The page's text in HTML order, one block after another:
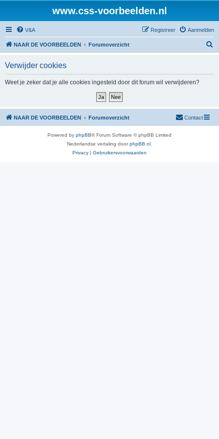
www.css-voorbeelden.nl
V&A Aanmelden
Registreer
NAAR DE VOORBEELDEN Forumoverzicht
Verwijder cookies
Weet je zeker dat je alle cookies ingesteld door dit forum wil verwijderen?
NAAR DE VOORBEELDEN Forumoverzicht Contact
Powered by phpBB® Forum Software © phpBB Limited
Nederlandse vertaling doorphpBB.nl
Privacy | Gebruikersvoorwaarden